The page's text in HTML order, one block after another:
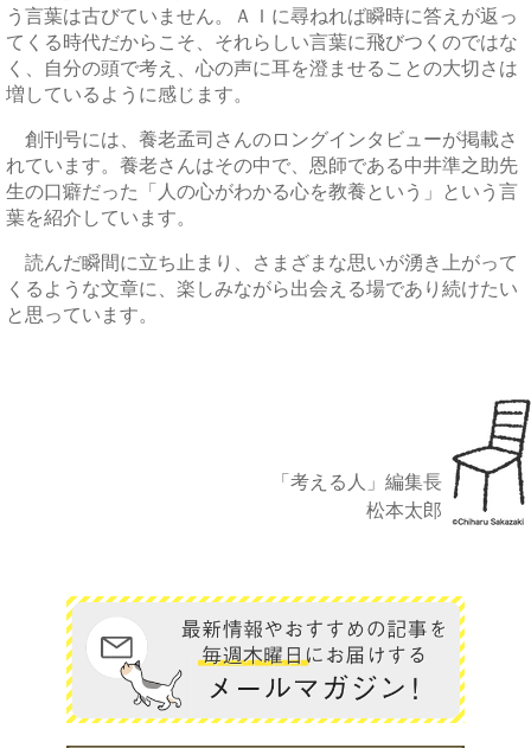
う言葉は古びていません。ＡＩに尋ねれば瞬時に答えが返っ
てくる時代だからこそ、それらしい言葉に飛びつくのではな
く、自分の頭で考え、心の声に耳を澄ませることの大切さは
増しているように感じます。
創刊号には、養老孟司さんのロングインタビューが掲載さ
れています。養老さんはその中で、恩師である中井準之助先
生の口癖だった「人の心がわかる心を教養という」という言
葉を紹介しています。
読んだ瞬間に立ち止まり、さまざまな思いが湧き上がって
くるような文章に、楽しみながら出会える場であり続けたい
と思っています。
「考える人」編集長
松本太郎